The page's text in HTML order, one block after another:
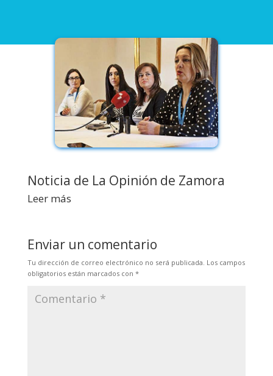
Noticia de La Opinión de Zamora
Leer más
Enviar un comentario
Tu dirección de correo electrónico no será publicada. Los campos
obligatorios están marcados con *